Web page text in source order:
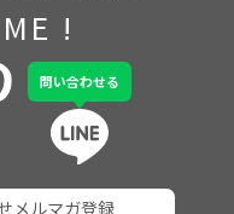
!
問い合わせる
メルマガ登録